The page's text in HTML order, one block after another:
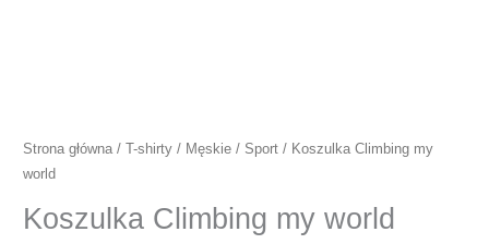
Strona główna / T-shirty / Męskie / Sport / Koszulka Climbing my
world
Koszulka Climbing my world